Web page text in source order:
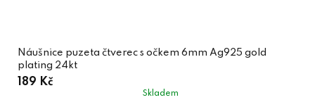
Náušnice puzeta čtverec s očkem 6mm Ag925 gold
plating 24kt
189 Kč
Skladem